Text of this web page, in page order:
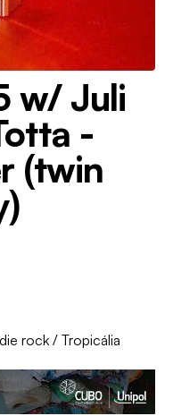
w/ Juli
-
(twin
rock/ Tropicália